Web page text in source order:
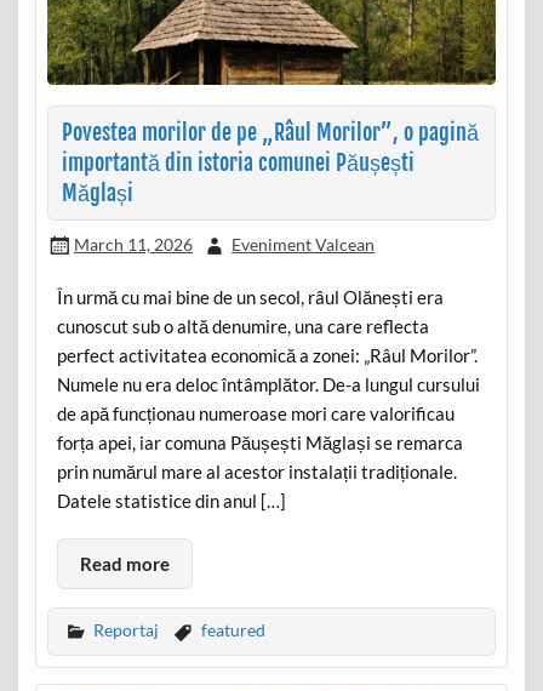
Povestea morilor de pe „Râul Morilor”, o pagină
importantă din istoria comunei Păușești
Măglași
March 11, 2026 Eveniment Valcean
În urmă cu mai bine de un secol, râul Olănești era
cunoscut sub o altă denumire, una care reflecta
perfect activitatea economică a zonei: „Râul Morilor”.
Numele nu era deloc întâmplător. De-a lungul cursului
de apă funcționau numeroase mori care valorificau
forța apei, iar comuna Păușești Măglași se remarca
prin numărul mare al acestor instalații tradiționale.
Datele statistice din anul […]
Read more
Reportaj featured